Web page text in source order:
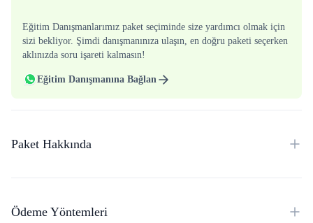
Eğitim Danışmanlarımız paket seçiminde size yardımcı olmak için
sizi bekliyor. Şimdi danışmanınıza ulaşın, en doğru paketi seçerken
aklınızda soru işareti kalmasın!
Eğitim Danışmanına Bağlan
Paket Hakkında
Ödeme Yöntemleri